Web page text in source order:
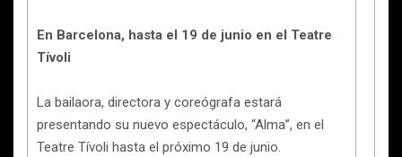
En Barcelona, hasta el 19 de junio en el Teatre
Tívoli
La bailaora, directora y coreógrafa estará
presentando su nuevo espectáculo, “Alma”, en el
Teatre Tívoli hasta el próximo 19 de junio.